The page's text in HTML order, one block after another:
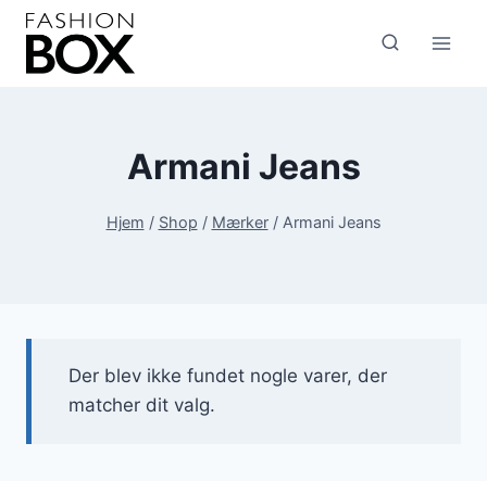
Fortsæt
indhold
Armani Jeans
Hjem / Shop / Mærker / Armani Jeans
Der blev ikke fundet nogle varer, der
matcher dit valg.